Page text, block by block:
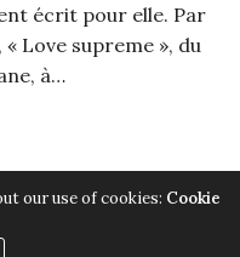
écrit pour elle. Par
Love supreme », du
à…
our use of cookies: Cookie